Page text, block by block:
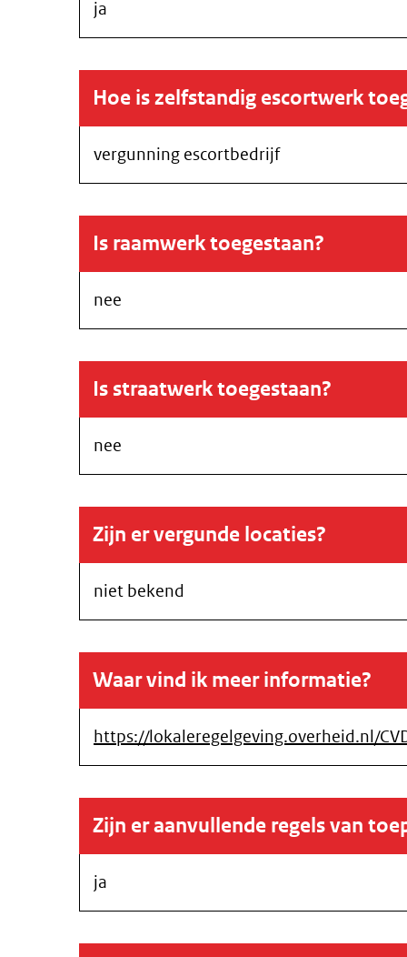
ja
Hoe is zelfstandig escortwerk
vergunning escortbedrijf
Is raamwerk toegestaan?
nee
Is straatwerk toegestaan?
nee
Zijn er vergunde locaties?
niet bekend
Waar vind ik meer informatie?
https://lokaleregelgeving.overheid.nl/
Zijn er aanvullende regels van
ja